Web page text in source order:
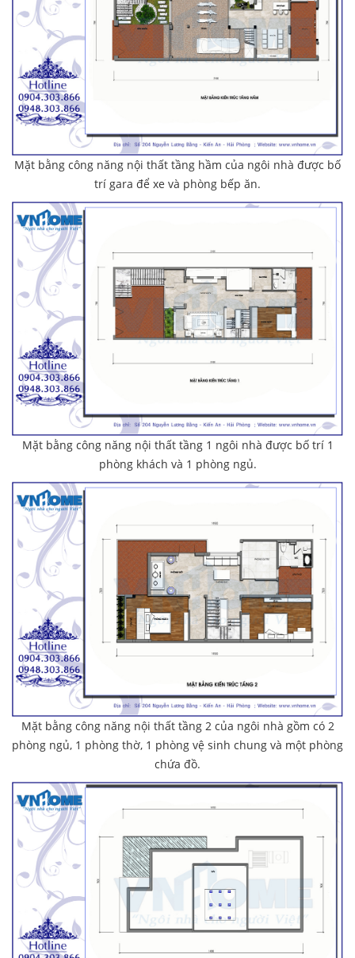
Mặt bằng công năng nội thất tầng hầm của ngôi nhà được bố
trí gara để xe và phòng bếp ăn.
Mặt bằng công năng nội thất tầng 1 ngôi nhà được bố trí 1
phòng khách và 1 phòng ngủ.
Mặt bằng công năng nội thất tầng 2 của ngôi nhà gồm có 2
phòng ngủ, 1 phòng thờ, 1 phòng vệ sinh chung và một phòng
chứa đồ.